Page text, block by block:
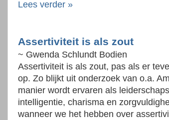
Lees verder »
Assertiviteit is als zout
~ Gwenda Schlundt Bodien
Assertiviteit is als zout, pas als er
op. Zo blijkt uit onderzoek van o.a.
manier wordt ervaren als
intelligentie, charisma en
wanneer we het hebben over